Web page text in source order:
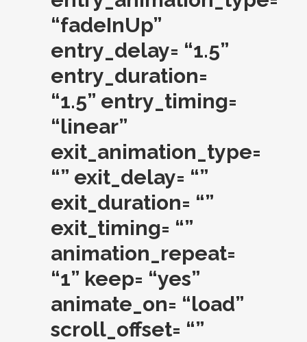
“fadeInUp”
entry_delay= “1.5”
entry_duration=
“1.5” entry_timing=
“linear”
exit_animation_type=
“” exit_delay= “”
exit_duration= “”
exit_timing= “”
animation_repeat=
“1” keep= “yes”
animate_on= “load”
scroll_offset= “”